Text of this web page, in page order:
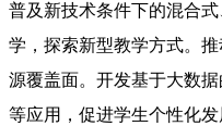
普及新技术条件下的混合
学，探索新型教学方式。
源覆盖面。开发基于大数
等应用，促进学生个性化